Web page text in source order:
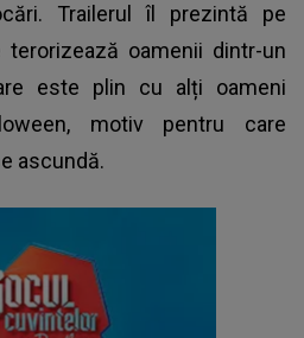
Trailerul îl prezintă pe
oamenii dintr-un
este plin cu alți oameni
motiv pentru care
ascundă.